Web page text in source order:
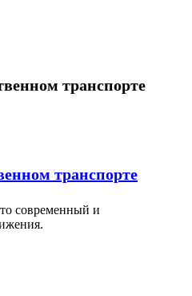
транспорте
транспорте
современный и